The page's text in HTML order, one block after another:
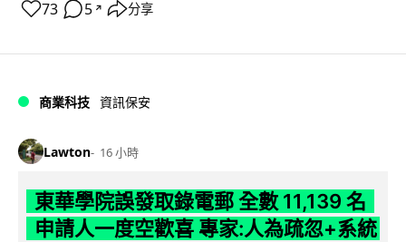
73 5 ↗ 分享
商業科技 資訊保安
Lawton 16 小時
東華學院誤發取錄電郵 全數 11,139 名
申請人一度空歡喜 專家:人為疏忽+系統